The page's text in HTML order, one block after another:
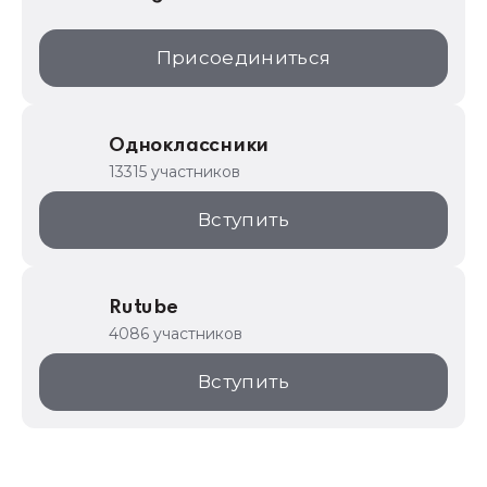
Присоединиться
Одноклассники
13315 участников
Вступить
Rutube
4086 участников
Вступить